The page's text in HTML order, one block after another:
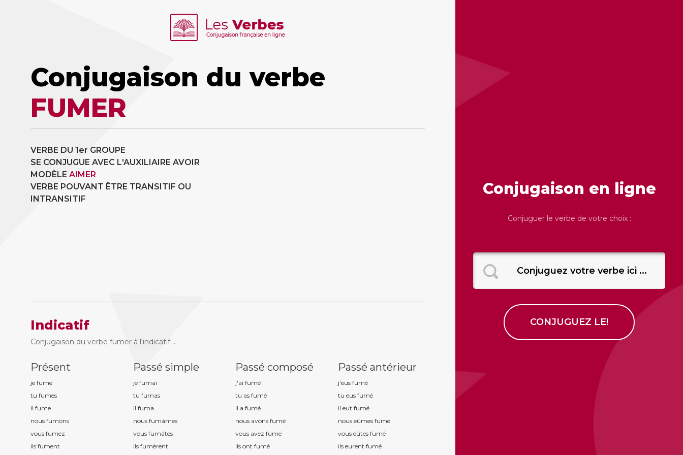
Conjugaison du verbe
FUMER
VERBE DU 1er GROUPE
SE CONJUGUE AVEC L'AUXILIAIRE AVOIR
MODÈLE AIMER
VERBE POUVANT ÊTRE TRANSITIF OU
INTRANSITIF
Indicatif
Conjugaison du verbe fumer à l'indicatif ...
Présent
je fume
tu fumes
il fume
nous fumons
vous fumez
ils fument
Passé simple
je fumai
tu fumas
il fuma
nous fumâmes
vous fumâtes
ils fumèrent
Passé composé
j'ai fumé
tu as fumé
il a fumé
nous avons fumé
vous avez fumé
ils ont fumé
Passé antérieur
j'eus fumé
tu eus fumé
il eut fumé
nous eûmes fumé
vous eûtes fumé
ils eurent fumé
Conjugaison en ligne
Conjuguer le verbe de votre choix :